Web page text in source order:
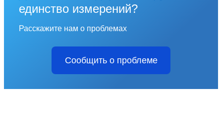
единство измерений?
Расскажите нам о проблемах
Сообщить о проблеме